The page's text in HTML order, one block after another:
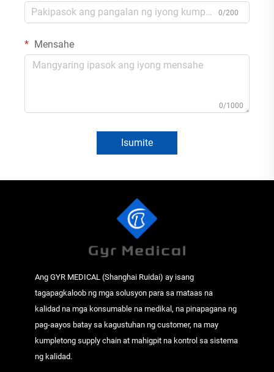
0/200
Mensahe
0/1000
Isumite
Ang GYR MEDICAL (Shanghai Ruidai) ay isang
tagapagkaloob ng mga solusyon para sa mataas na
kalidad na mga konsumable na medikal, na pinapagana ng
pag-aayos batay sa kagustuhan ng customer, na may
kumpletong supply chain at mahigpit na kontrol sa sistema
ng kalidad.